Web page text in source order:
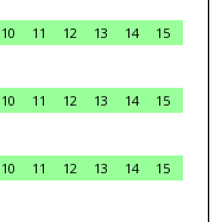
10 11 12 13 14
15
10 11 12 13 14
15
10 11 12 13 14
15